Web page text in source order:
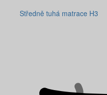
Středně tuhá matrace H3